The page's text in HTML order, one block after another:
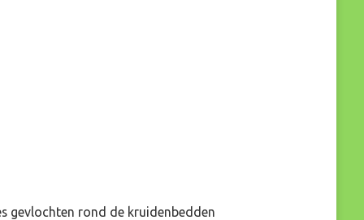
gevlochten rond de kruidenbedden